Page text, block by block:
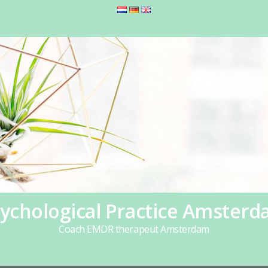
Practice
Coach EMDR therapeut Amsterdam